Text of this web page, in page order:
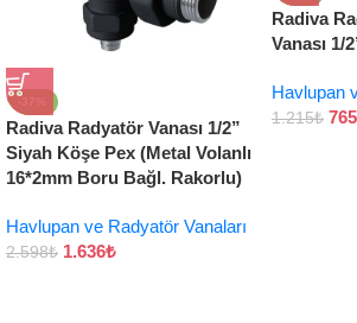
-37%
Radiva Radyatör Vanası 1/2”
Siyah Köşe Pex (Metal Volanlı
16*2mm Boru Bağl. Rakorlu)
Havlupan ve Radyatör Vanaları
2.598₺ 1.636₺
Radiva
Vanası 1/
Havlupan
1.215₺ 765